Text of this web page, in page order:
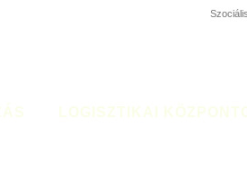
LOGISZTIKAI